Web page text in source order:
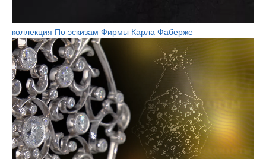
коллекция По эскизам Фирмы Карла Фаберже